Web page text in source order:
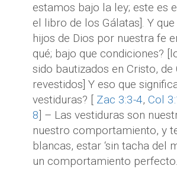
estamos bajo la ley; este es
el libro de los Gálatas]. Y
hijos de Dios por nuestra fe
qué; bajo que condiciones?
sido bautizados en Cristo, de
revestidos] Y eso que
vestiduras? [ Zac 3:3-4, Col
8] – Las vestiduras son
nuestro comportamiento, y
blancas, estar ‘sin tacha del
un comportamiento perfecto.